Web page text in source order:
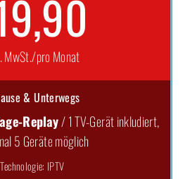
MwSt./pro Monat
& Unterwegs
Replay/ 1 TV-Gerät inkludiert,
5 Geräte möglich
Technologie: IPTV